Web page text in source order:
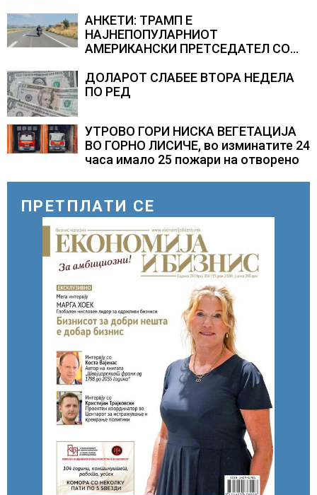
АНКЕТИ: ТРАМП Е
НАЈНЕПОПУЛАРНИОТ
АМЕРИКАНСКИ ПРЕТСЕДАТЕЛ СО
резултатите од последните анкети
ДОЛАРОТ СЛАБЕЕ ВТОРА НЕДЕЛА
ПО РЕД
УТРОВО ГОРИ НИСКА ВЕГЕТАЦИЈА
ВО ГОРНО ЛИСИЧЕ, во изминатите 24
часа имало 25 пожари на отворено
ПРЕТПЛАТИ СЕ